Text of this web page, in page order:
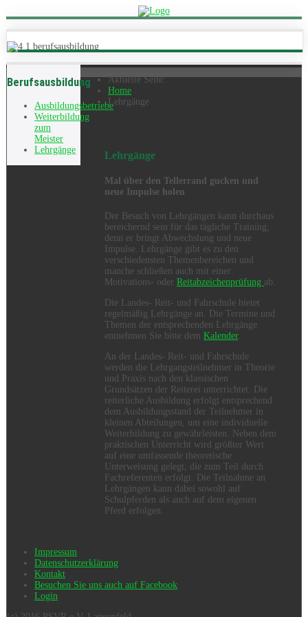
Berufsausbildung
Ausbildungsbetriebe
Weiterbildung
zum
Meister
Lehrgänge
Aktuelle Seite:
Home
Lehrgänge
Lehrgänge
Mal über den Tellerrand gucken und
neue Impulse holen
Der Besuch von Lehrgängen kann durchaus
bereichernd sein für das tägliche Training,
denn er bringt Abwechslung und neue
Impulse. Lehrgänge gibt es zu den
verschiedensten Themenbereichen und
manche schließen auch mit einer
Motivations- oderReitabzeichenprüfung ab.
Die Landes- Reit- und Fahrschule bietet
regelmäßig Lehrgänge an. Die Termine und
Themen der entsprechenden Lehrgänge
entnehmen Sie bitte demKalender.
An der Landes- Reit- und Fahrschule
werden die Lehrgangsteilnehmer in Theorie
und Praxis nach den klassischen
Grundsätzen der Reiterei unterrichtet. Die
reiterliche Ausbildung erfolgt entsprechend
dem Ausbildungsstand der Teilnehmer in
kleinen Abteilungen, um eine individuelle
Weiterbildung zu gewährleisten. Neben dem
praktischen Unterricht wird größter Wert
auf eine umfassende theoretische
Unterweisung gelegt, die zum Teil durch
Fachreferenten erfolgt. Die Teilnahme an
Lehrgängen kann dabei sowohl auf
Schulpferden als auch auf dem eigenen
Pferd erfolgen.
Impressum
Datenschutzerklärung
Kontakt
Besuchen Sie uns auch auf Facebook
Login